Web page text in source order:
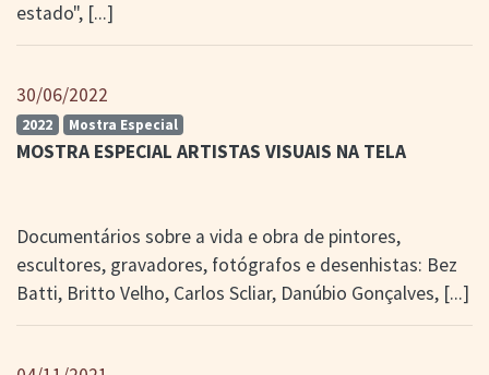
estado", [...]
30/06/2022
2022 Mostra Especial
MOSTRA ESPECIAL ARTISTAS VISUAIS NA TELA
Documentários sobre a vida e obra de pintores,
escultores, gravadores, fotógrafos e desenhistas: Bez
Batti, Britto Velho, Carlos Scliar, Danúbio Gonçalves, [...]